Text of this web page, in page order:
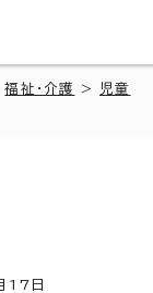
福祉・介護 >
児童
17日